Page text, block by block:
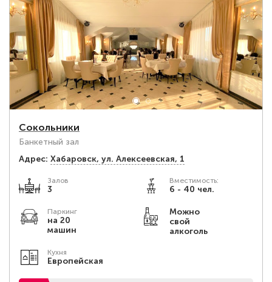
Сокольники
Банкетный зал
Адрес: Хабаровск, ул. Алексеевская, 1
Залов
3
Вместимость:
6 - 40 чел.
Паркинг
на 20
машин
Можно
свой
алкоголь
Кухня
Европейская